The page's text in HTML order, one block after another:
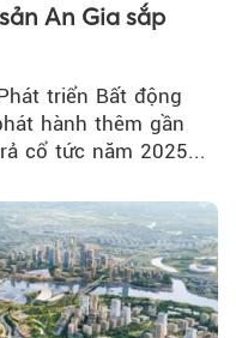
An Gia sắp
triển Bất động
hành thêm gần
cổ tức năm 2025...